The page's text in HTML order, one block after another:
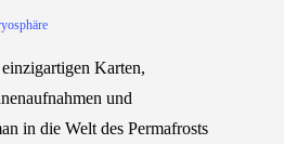
Karten,
und
in die Welt des Permafrosts